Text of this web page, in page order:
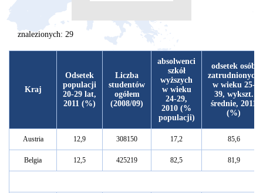
znalezionych: 29
Kraj
Odsetek
populacji
20-29 lat,
2011 (%)
Liczba
studentów
ogółem
(2008/09)
absolwenci
szkół
wyższych
w wieku
24-29,
2010 (%
populacji)
odsetek osób
zatrudnionych
w wieku 25-
39, wykszt.
średnie, 2011
(%)
Austria 12,9 308150 17,2 85,6
Belgia 12,5 425219 82,5 81,9